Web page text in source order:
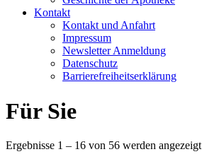
Kontakt
Kontakt und Anfahrt
Impressum
Newsletter Anmeldung
Datenschutz
Barrierefreiheitserklärung
Für Sie
Ergebnisse 1 – 16 von 56 werden angezeigt